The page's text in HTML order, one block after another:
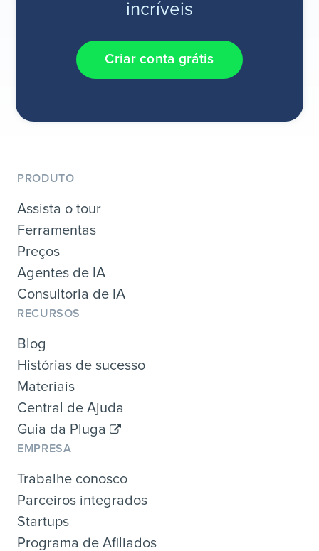
incríveis
Criar conta grátis
PRODUTO
Assista o tour
Ferramentas
Preços
Agentes de IA
Consultoria de IA
RECURSOS
Blog
Histórias de sucesso
Materiais
Central de Ajuda
Guia da Pluga
EMPRESA
Trabalhe conosco
Parceiros integrados
Startups
Programa de Afiliados